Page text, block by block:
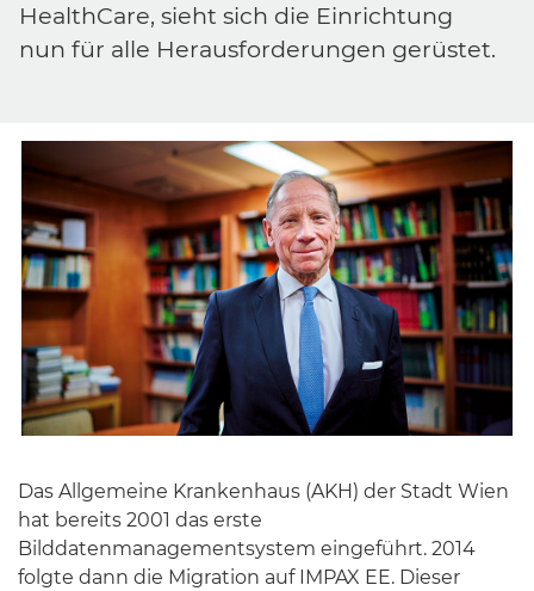
HealthCare, sieht sich die Einrichtung
nun für alle Herausforderungen gerüstet.
Das Allgemeine Krankenhaus (AKH) der Stadt Wien
hat bereits 2001 das erste
Bilddatenmanagementsystem eingeführt. 2014
folgte dann die Migration auf IMPAX EE. Dieser